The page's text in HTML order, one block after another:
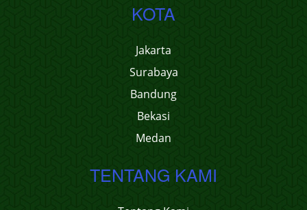
KOTA
Jakarta
Surabaya
Bandung
Bekasi
Medan
TENTANG KAMI